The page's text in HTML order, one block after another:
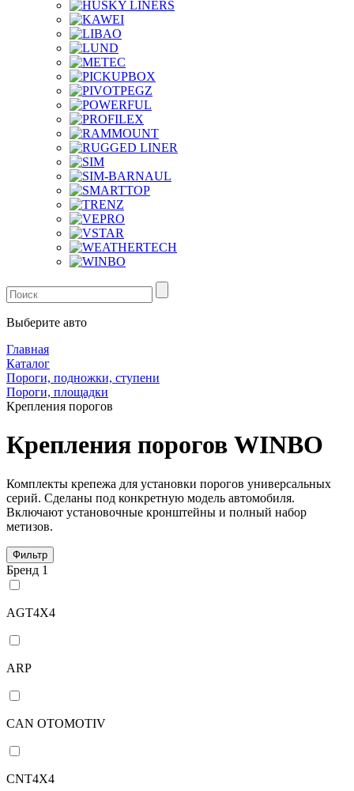
Выберите авто
Главная
Каталог
Пороги, подножки, ступени
Пороги, площадки
Крепления порогов
Крепления порогов WINBO
Комплекты крепежа для установки порогов универсальных
серий. Сделаны под конкретную модель автомобиля.
Включают установочные кронштейны и полный набор
метизов.
Фильтр
Бренд 1
AGT4X4
ARP
CAN OTOMOTIV
CNT4X4